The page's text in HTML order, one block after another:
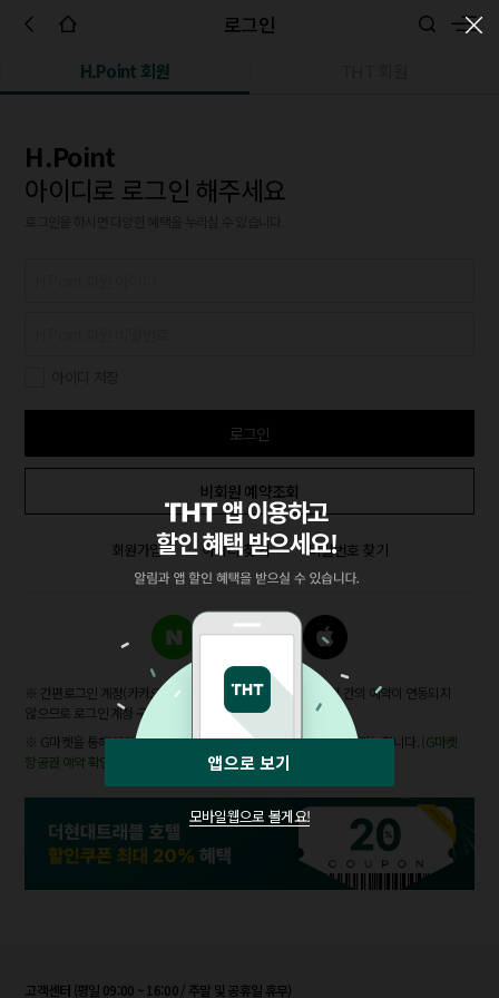
로그인
H.Point 회원
H.Point
아이디로 로그인 해주세요
로그인
비회원 예약조회
회원가입 아이디 찾기 비밀번호 찾기
※ 간편로그인 계정(카카오/네이버/애플)과 더현대트래블 계정 간의 예약이 연동되지
않으므로 로그인 계정 구분을 확인해주시기 바랍니다.
※ G마켓을 통해 예약한 항공권은 '나의 G마켓 > 항공권'에서 확인 가능합니다. (G마켓
항공권 예약 확인하러 가기)
고객센터 (평일 09:00 ~ 16:00 / 주말 및 공휴일 휴무)
앱으로 보기
모바일웹으로 볼게요!